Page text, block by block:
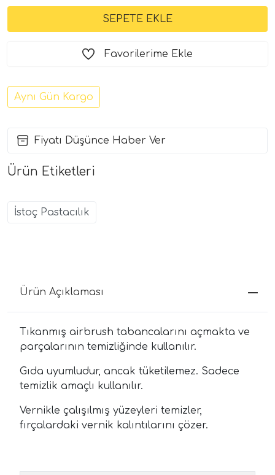
Favorilerime Ekle
Aynı Gün Kargo
Fiyatı Düşünce Haber Ver
Ürün Etiketleri
İstoç Pastacılık
Ürün Açıklaması
Tıkanmış airbrush tabancalarını açmakta ve
parçalarının temizliğinde kullanılır.
Gıda uyumludur, ancak tüketilemez. Sadece
temizlik amaçlı kullanılır.
Vernikle çalışılmış yüzeyleri temizler,
fırçalardaki vernik kalıntılarını çözer.